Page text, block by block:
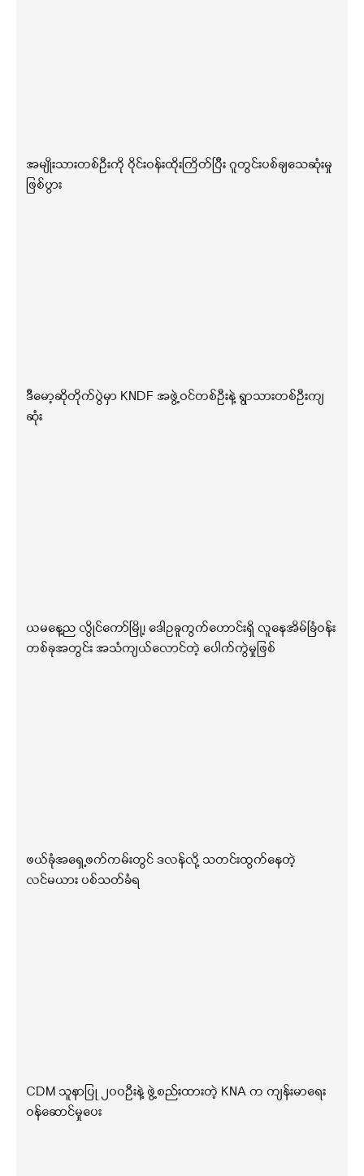
အမျိုးသားတစ်ဦးကို ဝိုင်းဝန်းထိုးကြိတ်ပြီး ဂူတွင်းပစ်ချသေဆုံးမှု
ဖြစ်ပွား
ဒီမော့ဆိုတိုက်ပွဲမှာ KNDF အဖွဲ့ဝင်တစ်ဦးနဲ့ ရွာသားတစ်ဦးကျ
ဆုံး
ယမနေ့ည လွိုင်ကော်မြို့၊ ဒေါဥခူကွက်ဟောင်းရှိ လူနေအိမ်ခြံဝန်း
တစ်ခုအတွင်း အသံကျယ်လောင်တဲ့ ပေါက်ကွဲမှုဖြစ်
ဖယ်ခုံအရှေ့ဖက်ကမ်းတွင် ဒလန်လို့ သတင်းထွက်နေတဲ့
လင်မယား ပစ်သတ်ခံရ
CDM သူနာပြု ၂၀၀ဦးနဲ့ ဖွဲ့စည်းထားတဲ့ KNA က ကျန်းမာရေး
ဝန်ဆောင်မှုပေး